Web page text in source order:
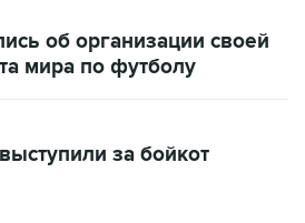
об организации своей
мира по футболу
за бойкот